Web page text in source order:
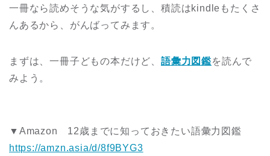
一冊なら読めそうな気がするし、積読はkindleもたくさ
んあるから、がんばってみます。
まずは、一冊子どもの本だけど、 語彙力図鑑を読んで
みよう。
▼Amazon 12歳までに知っておきたい語彙力図鑑
https://amzn.asia/d/8f9BYG3